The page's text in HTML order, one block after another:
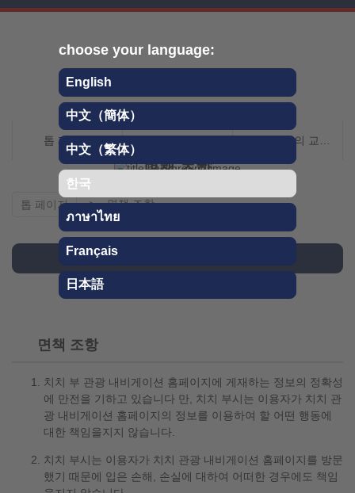
choose your language:
English
中文（簡体）
中文（繁体）
한국
ภาษาไทย
Français
日本語
Skip
치치타 QR 여행 안내
톱 페이지
면책 조항
톱 페이지 면책 조항
면책 조항
치치 부 관광 내비게이션 홈페이지에 게재하는 정보의 정확성
에 만전을 기하고 있습니다 만, 치치 부시는 이용자가 치치 관
광 내비게이션 홈페이지의 정보를 이용하여 할 어떤 행동에
대한 책임을지지 않습니다.
치치 부시는 이용자가 치치 관광 내비게이션 홈페이지를 방문
했기 때문에 입은 손해, 손실에 대하여 어떠한 경우에도 책임